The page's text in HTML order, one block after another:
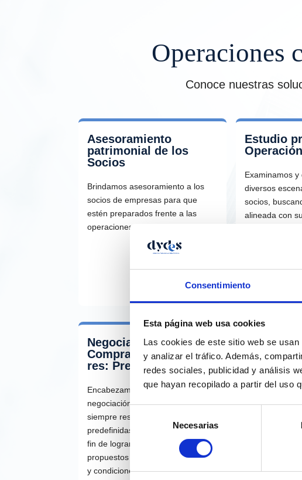
Consentimiento
Esta página web usa cookies
Las cookies de este sitio web se
y analizar el tráfico. Además,
redes sociales, publicidad y análisis
que hayan recopilado a partir del uso
consentimiento
Necesarias
Operaciones
Conoce nuestras
Asesoramiento
patrimonial de los
Socios
Brindamos asesoramiento a los
socios de empresas para que
estén preparados frente a las
operaciones corporativas.
Estudio
Examinamos y
diversos
socios,
alineada con
Negociación con los
Compradores/Vendedo
res: Precio y Términos
Encabezamos el proceso de
negociación con la contraparte,
siempre respetando las reglas
predefinidas con los socios, con el
fin de lograr los objetivos
propuestos en términos de precio
y condiciones.
Contrato
Venta
que el texto
perfectamente